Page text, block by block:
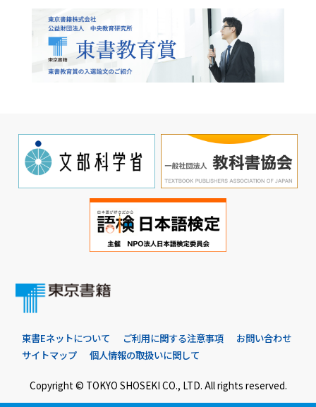
東書Eネットについて ご利用に関する注意事項
お問い合わせ
サイトマップ
個人情報の取扱いに関して
Copyright © TOKYO SHOSEKI CO., LTD. All rights reserved.